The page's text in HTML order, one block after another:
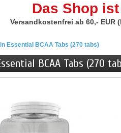
Das Shop
Versandkostenfrei ab 60,- EUR
Essential BCAA Tabs (270 tabs)
BCAA Tabs (270